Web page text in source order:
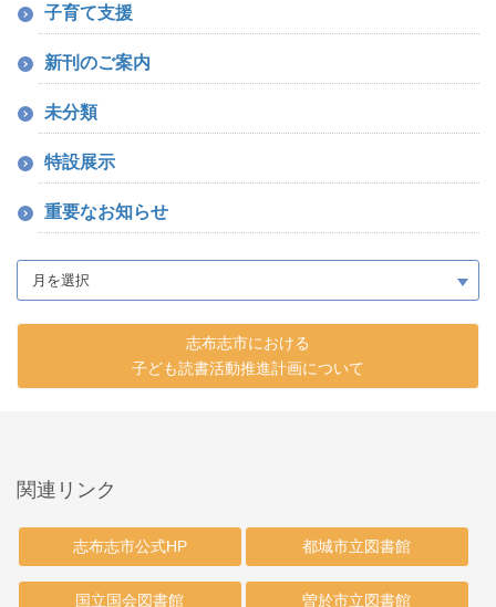
子育て支援
新刊のご案内
未分類
特設展示
重要なお知らせ
志布志市における
子ども読書活動推進計画について
関連リンク
志布志市公式HP
国立国会図書館
都城市立図書館
曽於市立図書館